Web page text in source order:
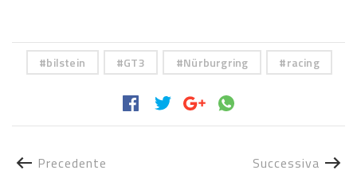
bilstein GT3 Nürburgring racing
Precedente Successiva